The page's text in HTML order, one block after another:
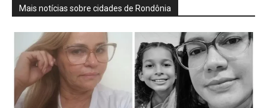
Mais notícias sobre cidades de Rondônia